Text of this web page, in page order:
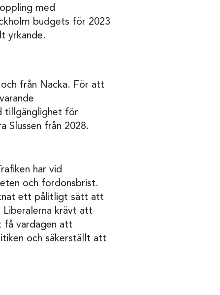
med
budgets för 2023
yrkande.
från Nacka. För att
tillgänglighet för
Slussen från 2028.
har vid
och fordonsbrist.
ett pålitligt sätt att
krävt att
få vardagen att
och säkerställt att